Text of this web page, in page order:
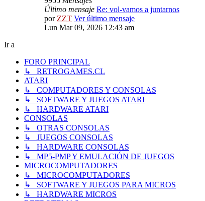
Último mensaje Re: vol-vamos a juntarnos
por ZZT Ver último mensaje
Lun Mar 09, 2026 12:43 am
Ir a
FORO PRINCIPAL
↳ RETROGAMES.CL
ATARI
↳ COMPUTADORES Y CONSOLAS
↳ SOFTWARE Y JUEGOS ATARI
↳ HARDWARE ATARI
CONSOLAS
↳ OTRAS CONSOLAS
↳ JUEGOS CONSOLAS
↳ HARDWARE CONSOLAS
↳ MP5-PMP Y EMULACIÓN DE JUEGOS
MICROCOMPUTADORES
↳ MICROCOMPUTADORES
↳ SOFTWARE Y JUEGOS PARA MICROS
↳ HARDWARE MICROS